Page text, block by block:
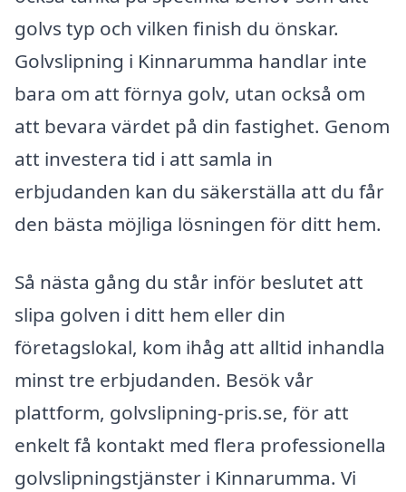
golvs typ och vilken finish du önskar.
Golvslipning i Kinnarumma handlar inte
bara om att förnya golv, utan också om
att bevara värdet på din fastighet. Genom
att investera tid i att samla in
erbjudanden kan du säkerställa att du får
den bästa möjliga lösningen för ditt hem.
Så nästa gång du står inför beslutet att
slipa golven i ditt hem eller din
företagslokal, kom ihåg att alltid inhandla
minst tre erbjudanden. Besök vår
plattform, golvslipning-pris.se, för att
enkelt få kontakt med flera professionella
golvslipningstjänster i Kinnarumma. Vi